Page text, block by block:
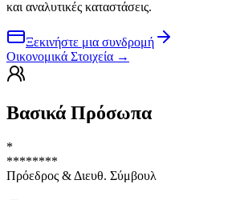
και αναλυτικές καταστάσεις.
Ξεκινήστε μια συνδρομή
Οικονομικά Στοιχεία →
Βασικά Πρόσωπα
*
********
Πρόεδρος & Διευθ. Σύμβουλ